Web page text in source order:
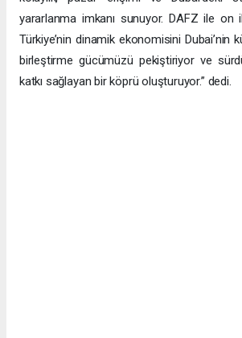
yararlanma imkanı sunuyor. DAFZ ile on iki
Türkiye’nin dinamik ekonomisini Dubai’nin
birleştirme gücümüzü pekiştiriyor ve
katkı sağlayan bir köprü oluşturuyor.” dedi.